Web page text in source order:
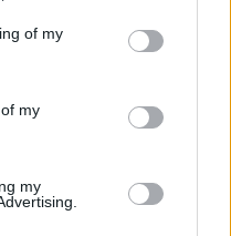
You may click to
its third-party tags to
in below Google
of my
my
my
is készül Mohács a
csata emlékhelyén. A
el vagy közeledik a
megújul a városháza és a
alatt négy óriáskábellel